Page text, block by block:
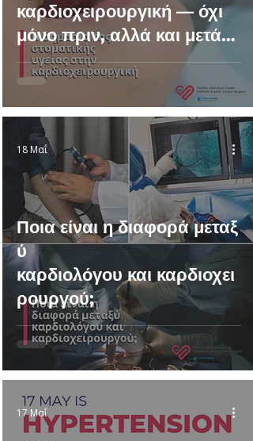
καρδιοχειρουργική — όχι
μόνο πριν, αλλά και μετά
το χειρουργείο
Ποια είναι η διαφορά μεταξ
ύ
καρδιολόγου και καρδιοχει
ρουργού;
18 Μαΐ
17 Μαΐ